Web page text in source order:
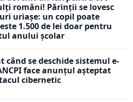
români! Părinții se lovesc
uriașe: un copil poate
1.500 de lei doar pentru
anului școlar
când se deschide sistemul e-
face anunțul așteptat
cibernetic